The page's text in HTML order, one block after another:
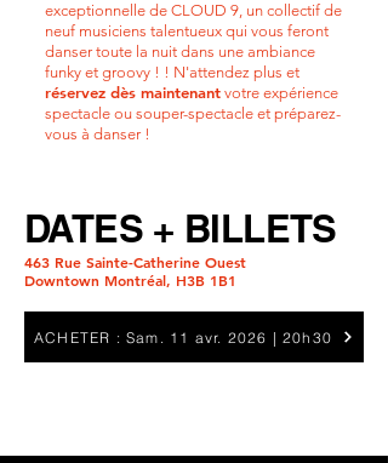
exceptionnelle de CLOUD 9, un collectif de
neuf musiciens talentueux qui vous feront
danser toute la nuit dans une ambiance
funky et groovy ! ! N'attendez plus et
réservez dès maintenant votre expérience
spectacle ou souper-spectacle et préparez-
vous à danser !
DATES + BILLETS
463 Rue Sainte-Catherine Ouest
Downtown Montréal, H3B 1B1
ACHETER : Sam. 11 avr. 2026 | 20h30